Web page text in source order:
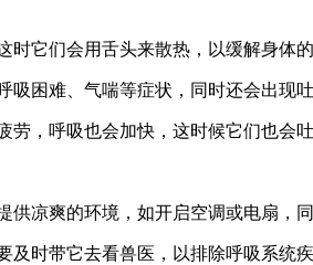
它们会用舌头来散热，以缓解身体的
困难、气喘等症状，同时还会出现吐
，呼吸也会加快，这时候它们也会吐
凉爽的环境，如开启空调或电扇，
时带它去看兽医，以排除呼吸系统疾